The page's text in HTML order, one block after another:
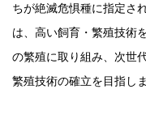
ちが絶滅危惧種に指定さ
は、高い飼育・繁殖技術
の繁殖に取り組み、次世
繁殖技術の確立を目指しま